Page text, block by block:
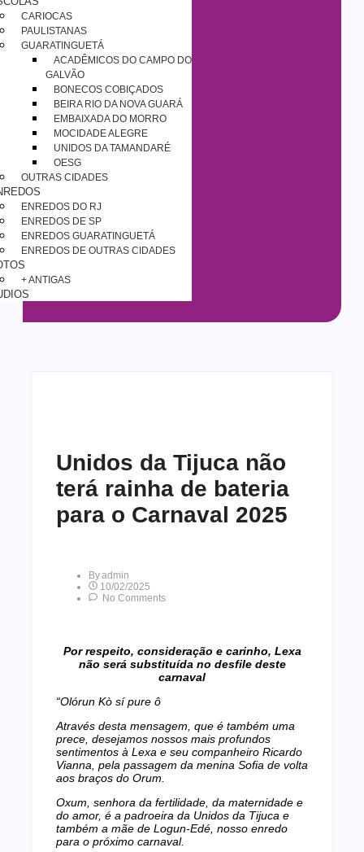
CARIOCAS
PAULISTANAS
GUARATINGUETÁ
ACADÊMICOS DO CAMPO DO
GALVÃO
BONECOS COBIÇADOS
BEIRA RIO DA NOVA GUARÁ
EMBAIXADA DO MORRO
MOCIDADE ALEGRE
UNIDOS DA TAMANDARÉ
OESG
OUTRAS CIDADES
ENREDOS DO RJ
ENREDOS DE SP
ENREDOS GUARATINGUETÁ
ENREDOS DE OUTRAS CIDADES
+ ANTIGAS
Unidos da Tijuca não
terá rainha de bateria
para o Carnaval 2025
ByAdmin
10/02/2025
No Comments
Por respeito, consideração e carinho, Lexa
não será substituída no desfile deste
carnaval
“Olórun Kò sí pure ô
Através desta mensagem, que é também uma
prece, desejamos nossos mais profundos
sentimentos à Lexa e seu companheiro Ricardo
Vianna, pela passagem da menina Sofia de volta
aos braços do Orum.
Oxum, senhora da fertilidade, da maternidade e
do amor, é a padroeira da Unidos da Tijuca e
também a mãe de Logun-Edé, nosso enredo
para o próximo carnaval.